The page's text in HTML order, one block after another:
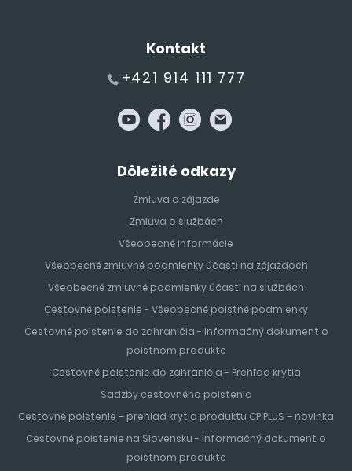
Kontakt
+421 914 111 777
Dôležité odkazy
Zmluva o zájazde
Zmluva o službách
Všeobecné informácie
Všeobecné zmluvné podmienky účasti na zájazdoch
Všeobecné zmluvné podmienky účasti na službách
Cestovné poistenie - Všeobecné poistné podmienky
Cestovné poistenie do zahraničia - Informačný dokument o
poistnom produkte
Cestovné poistenie do zahraničia - Prehľad krytia
Sadzby cestovného poistenia
Cestovné poistenie – prehlad krytia produktu CP PLUS – novinka
Cestovné poistenie na Slovensku - Informačný dokument o
poistnom produkte